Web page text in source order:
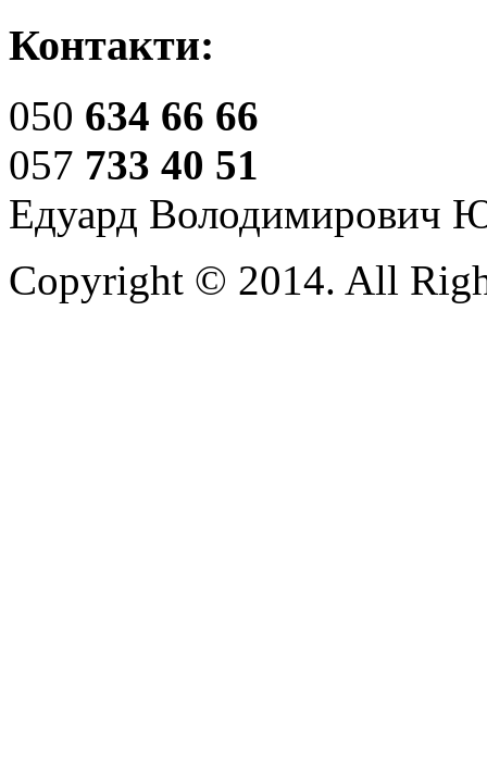
Контакти:
050 634 66 66
057 733 40 51
Едуард Володимирович
Copyright © 2014. All